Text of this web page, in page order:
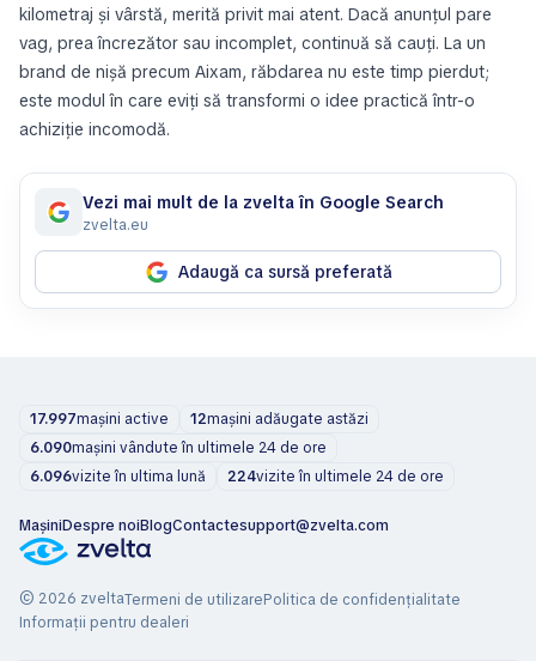
kilometraj și vârstă, merită privit mai atent. Dacă anunțul pare
vag, prea încrezător sau incomplet, continuă să cauți. La un
brand de nișă precum Aixam, răbdarea nu este timp pierdut;
este modul în care eviți să transformi o idee practică într-o
achiziție incomodă.
Vezi mai mult de la zvelta în Google Search
zvelta.eu
Adaugă ca sursă preferată
17.997mașini active 12mașini adăugate astăzi
6.090mașini vândute în ultimele 24 de ore
6.096vizite în ultima lună 224vizite în ultimele 24 de ore
MașiniDespre noiBlogContactesupport@zvelta.com
© 2026 zveltaTermeni de utilizarePolitica de confidențialitate
Informații pentru dealeri